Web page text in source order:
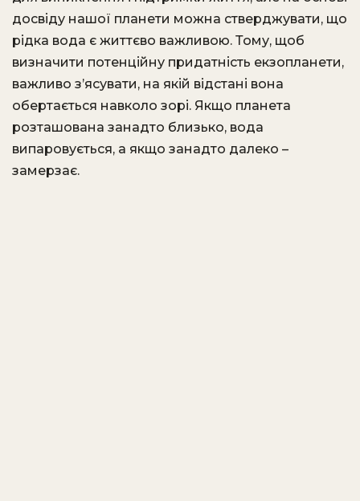
досвіду нашої планети можна стверджувати, що
рідка вода є життєво важливою. Тому, щоб
визначити потенційну придатність екзопланети,
важливо з’ясувати, на якій відстані вона
обертається навколо зорі. Якщо планета
розташована занадто близько, вода
випаровується, а якщо занадто далеко –
замерзає.